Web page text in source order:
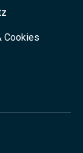
Cookies